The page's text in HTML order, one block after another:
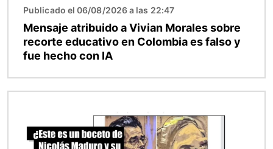
Publicado el 06/08/2026 a las 22:47
Mensaje atribuido a Vivian Morales sobre
recorte educativo en Colombia es falso y
fue hecho con IA